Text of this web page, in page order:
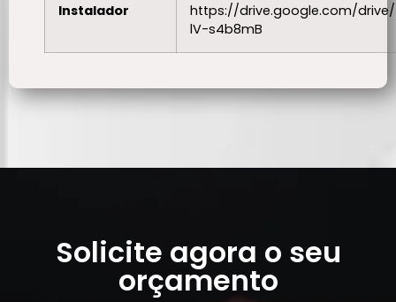
Instalador
https://drive.google.com/drive/
lV-s4b8mB
Solicite agora o seu
orçamento